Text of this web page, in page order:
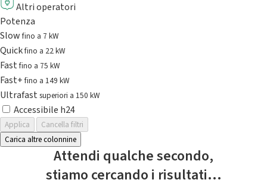
Altri operatori
Potenza
Slowfino a 7 kW
Quickfino a 22 kW
Fastfino a 75 kW
Fast+fino a 149 kW
Ultrafast superiori a 150 kW
Accessibile h24
Applica
Cancella filtri
Carica altre colonnine
Attendi qualche secondo,
stiamo cercando i risultati...